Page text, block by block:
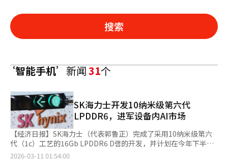
搜索
‘智能手机’新闻31个
SK海力士开发10纳米级第六代
LPDDR6，进军设备内AI市场
【经济日报】SK海力士（代表郭鲁正）完成了采用10纳米级第六
代（1c）工艺的16Gb LPDDR6 D램的开发，并计划在今年下半年
开始大规模量产。此举旨在抢占设备内AI时代的低功耗内存市场的
2026-03-11 01:54:00